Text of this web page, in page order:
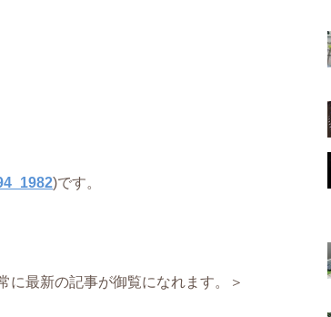
)です。
に最新の記事が御覧になれます。＞